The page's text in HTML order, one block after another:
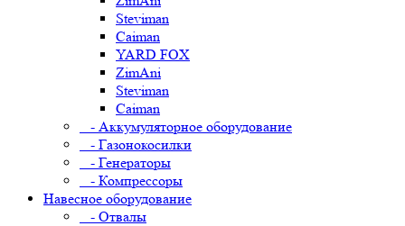
Steviman
Caiman
YARD FOX
ZimAni
Steviman
Caiman
- Аккумуляторное оборудование
- Газонокосилки
- Генераторы
- Компрессоры
Навесное оборудование
- Отвалы